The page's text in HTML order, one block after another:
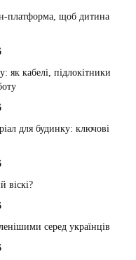
платформа, щоб дитина
як кабелі, підлокітники
для будинку: ключові
віскі?
серед українців